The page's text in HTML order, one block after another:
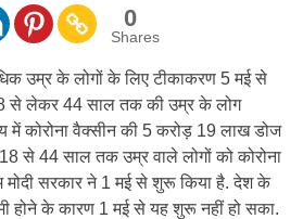
0
Shares
उम्र के लोगों के लिए टीकाकरण 5 मई से
से लेकर 44 साल तक की उम्र के लोग
में कोरोना वैक्सीन की 5 करोड़ 19 लाख डोज
से 44 साल तक उम्र वाले लोगों को कोरोना
मोदी सरकार ने 1 मई से शुरू किया है. देश के
होने के कारण 1 मई से यह शुरू नहीं हो सका.